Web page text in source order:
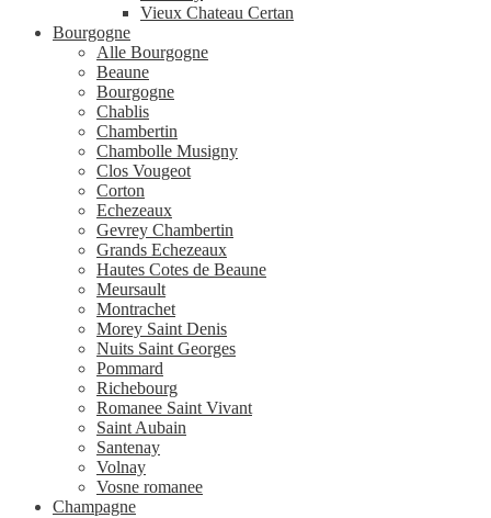
Vieux Chateau Certan
Bourgogne
Alle Bourgogne
Beaune
Bourgogne
Chablis
Chambertin
Chambolle Musigny
Clos Vougeot
Corton
Echezeaux
Gevrey Chambertin
Grands Echezeaux
Hautes Cotes de Beaune
Meursault
Montrachet
Morey Saint Denis
Nuits Saint Georges
Pommard
Richebourg
Romanee Saint Vivant
Saint Aubain
Santenay
Volnay
Vosne romanee
Champagne